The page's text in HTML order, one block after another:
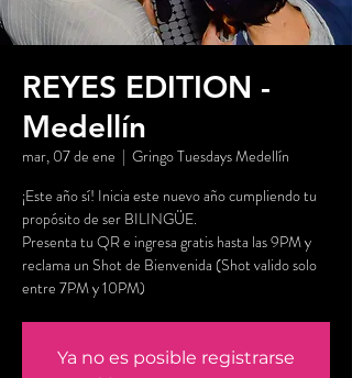
REYES EDITION -
Medellín
mar, 07 de ene
  |
Gringo Tuesdays Medellín
¡Este año sí! Inicia este nuevo año cumpliendo tu
propósito de ser BILINGÜE.
Presenta tu QR e ingresa gratis hasta las 9PM y
reclama un Shot de Bienvenida (Shot valido solo
entre 7PM y 10PM)
Ya no es posible registrarse